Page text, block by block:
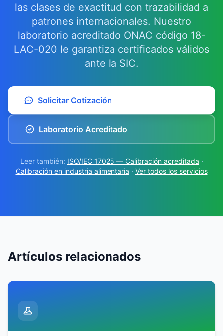
las clases de exactitud con trazabilidad a
patrones internacionales. Nuestro
laboratorio acreditado ONAC código 18-
LAC-020 le garantiza certificados válidos
ante la SIC.
Solicitar Cotización
Laboratorio Acreditado
Leer también: ISO/IEC 17025 — Calibración acreditada ·
Calibración en industria alimentaria · Ver todos los servicios
Artículos relacionados